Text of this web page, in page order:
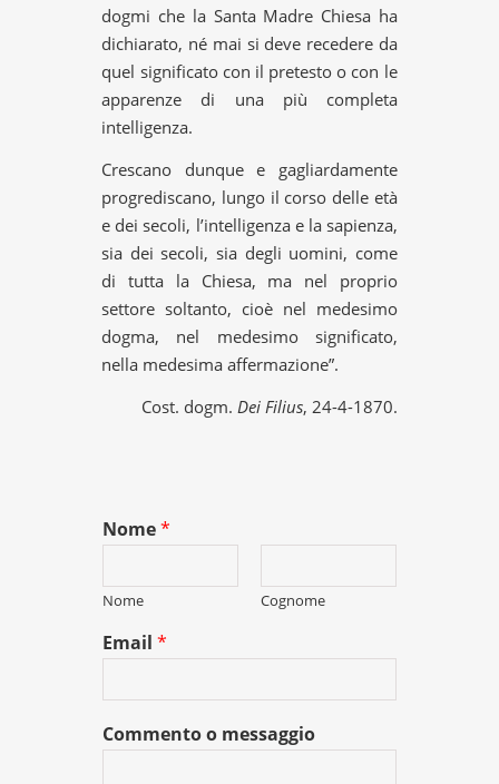
dogmi che la Santa Madre Chiesa ha
dichiarato, né mai si deve recedere da
quel significato con il pretesto o con le
apparenze di una più completa
intelligenza.
Crescano dunque e gagliardamente
progrediscano, lungo il corso delle età
e dei secoli, l’intelligenza e la sapienza,
sia dei secoli, sia degli uomini, come
di tutta la Chiesa, ma nel proprio
settore soltanto, cioè nel medesimo
dogma, nel medesimo significato,
nella medesima affermazione”.
Cost. dogm. Dei Filius, 24-4-1870.
Nome*
Nome Cognome
Email*
Commento o messaggio